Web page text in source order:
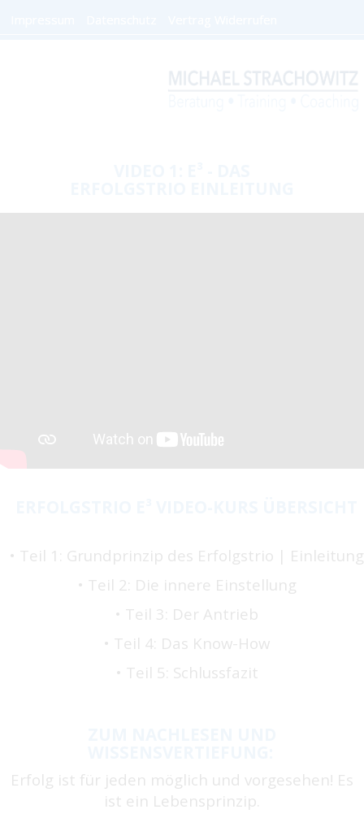
​• Teil 1: Grundprinzip des Erfolgstrio | Einleitung
• Teil 2: Die innere Einstellung
• Teil 3: Der Antrieb
• Teil 4: Das Know-How
• Teil 5: Schlussfazit
Erfolg ist für jeden möglich und vorgesehen! Es
ist ein Lebensprinzip.